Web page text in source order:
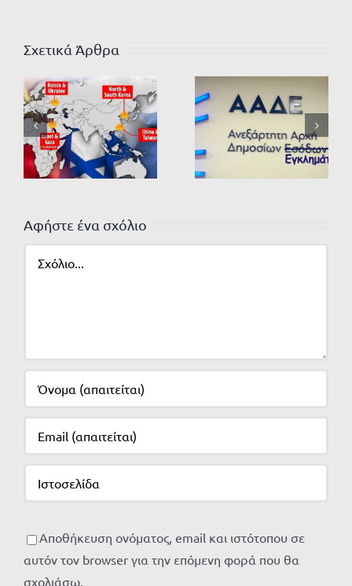
Σχετικά Άρθρα
Αφήστε ένα σχόλιο
Αποθήκευση ονόματος, email και ιστότοπου σε
αυτόν τον browser για την επόμενη φορά που θα
σχολιάσω.